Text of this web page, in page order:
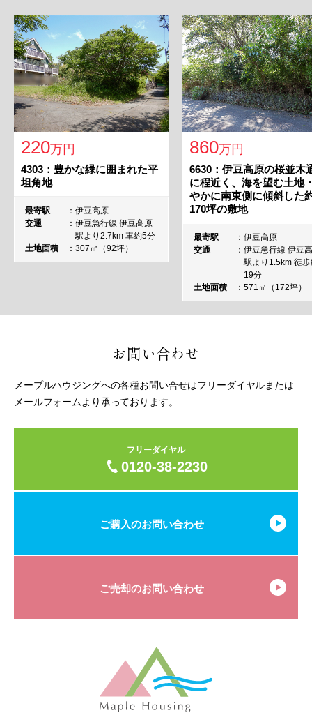
220万円
4303：豊かな緑に囲まれた平
坦角地
最寄駅
伊豆高原
交通
伊豆急行線 伊豆高原
駅より2.7km 車約5分
土地面積
307㎡（92坪）
860万円
6630：伊豆高原の桜並木
に程近く、海を望む土地
やかに南東側に傾斜した
170坪の敷地
最寄駅
伊豆高原
交通
伊豆急行線 伊豆
駅より1.5km 徒
19分
土地面積
571㎡（172坪）
お問い合わせ
メープルハウジングへの各種お問い合せはフリーダイヤルまたは
メールフォームより承っております。
フリーダイヤル
0120-38-2230
ご購入のお問い合わせ
ご売却のお問い合わせ